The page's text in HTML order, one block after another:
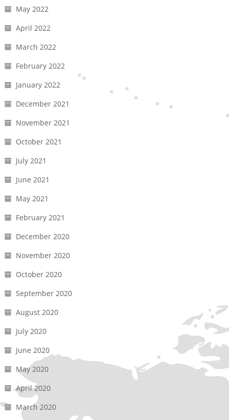
May 2022
April 2022
March 2022
February 2022
January 2022
December 2021
November 2021
October 2021
July 2021
June 2021
May 2021
February 2021
December 2020
November 2020
October 2020
September 2020
August 2020
July 2020
June 2020
May 2020
April 2020
March 2020